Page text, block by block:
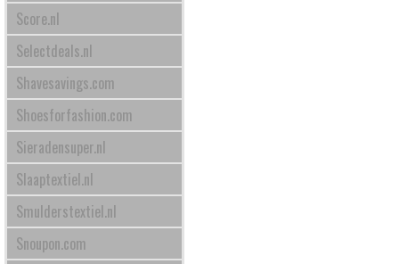
Score.nl
Selectdeals.nl
Shavesavings.com
Shoesforfashion.com
Sieradensuper.nl
Slaaptextiel.nl
Smulderstextiel.nl
Snoupon.com